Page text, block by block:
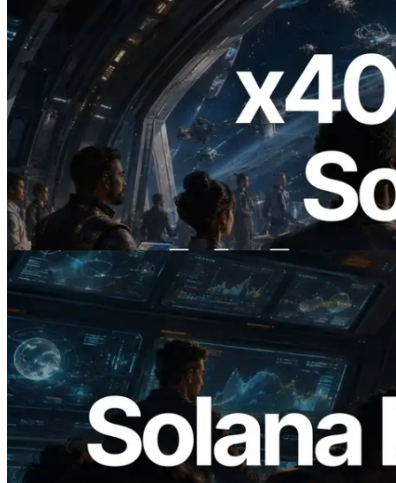
2026.07.04
ERPC startet x402-fähige Solana RPC —
Der Beginn einer Ära, in der KI-Agenten
APIs bei Bedarf bezahlen
Artikel lesen
2026.05.24